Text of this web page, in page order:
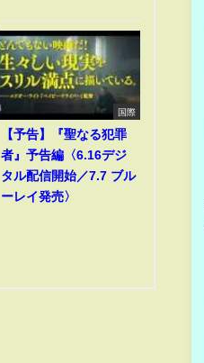
国際
【予告】『聖なる犯罪
者』予告編〈6.16デジ
タル配信開始／7.7 ブル
ーレイ発売〉